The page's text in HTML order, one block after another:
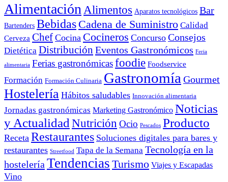
Alimentación Alimentos Aparatos tecnológicos Bar
Bartenders Bebidas Cadena de Suministro Calidad
Cerveza Chef Cocina Cocineros Concurso Consejos
Dietética Distribución Eventos Gastronómicos Feria
alimentaria Ferias gastronómicasfoodie Foodservice
Formación Formación Culinaria Gastronomía Gourmet
Hostelería Hábitos saludables Innovación alimentaria
Jornadas gastronómicas Marketing Gastronómico Noticias
y Actualidad Nutrición Ocio Pescados Producto
Receta Restaurantes Soluciones digitales para bares y
restaurantes Streetfood Tapa de la Semana Tecnología en la
hostelería Tendencias Turismo Viajes y Escapadas
Vino